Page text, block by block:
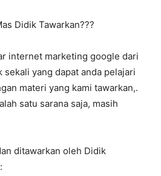
Didik Tawarkan???
internet marketing google dari
sekali yang dapat anda pelajari
materi yang kami tawarkan,.
satu sarana saja, masih
ditawarkan oleh Didik